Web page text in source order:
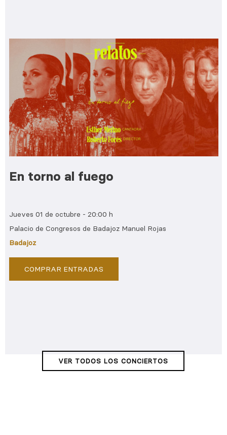
En torno al fuego
Jueves 01 de octubre - 20:00 h
Palacio de Congresos de Badajoz Manuel Rojas
Badajoz
COMPRAR ENTRADAS
VER TODOS LOS CONCIERTOS